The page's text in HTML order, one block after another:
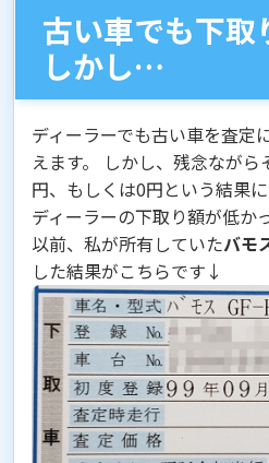
古い車でも下取
しかし…
ディーラーでも古い車を査定
えます。 しかし、 残念ながら
円、もしくは0円という結果
ディーラーの下取り額が低か
以前、私が所有していたバモ
した結果がこちらです↓